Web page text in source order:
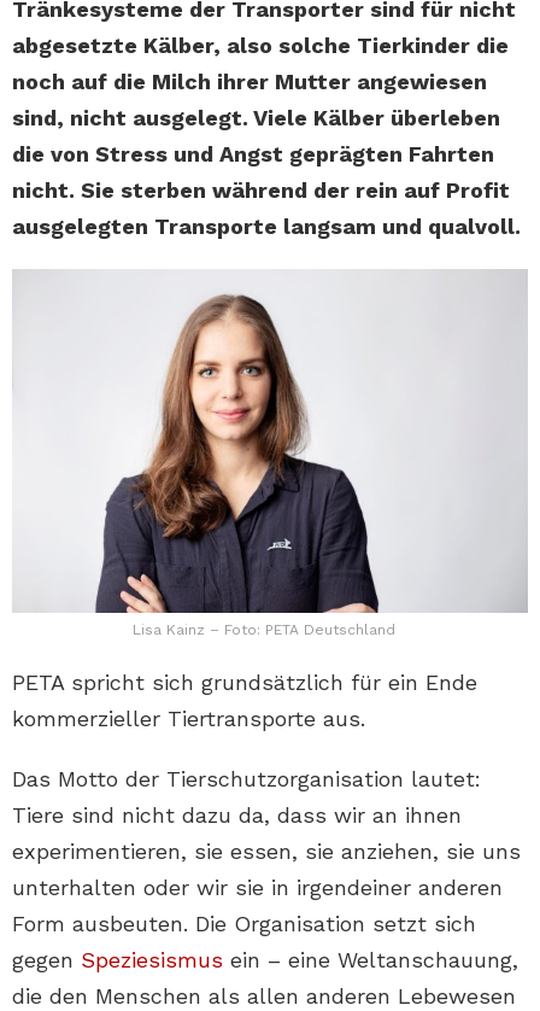
Tränkesysteme der Transporter sind für nicht
abgesetzte Kälber, also solche Tierkinder die
noch auf die Milch ihrer Mutter angewiesen
sind, nicht ausgelegt. Viele Kälber überleben
die von Stress und Angst geprägten Fahrten
nicht. Sie sterben während der rein auf Profit
ausgelegten Transporte langsam und qualvoll.
Lisa Kainz – Foto: PETA Deutschland
PETA spricht sich grundsätzlich für ein Ende
kommerzieller Tiertransporte aus.
Das Motto der Tierschutzorganisation lautet:
Tiere sind nicht dazu da, dass wir an ihnen
experimentieren, sie essen, sie anziehen, sie uns
unterhalten oder wir sie in irgendeiner anderen
Form ausbeuten. Die Organisation setzt sich
gegen Speziesismus ein – eine Weltanschauung,
die den Menschen als allen anderen Lebewesen